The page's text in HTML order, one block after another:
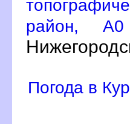
район,
Погода в